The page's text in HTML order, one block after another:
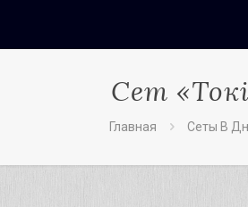
Сет
Главная Сеты В